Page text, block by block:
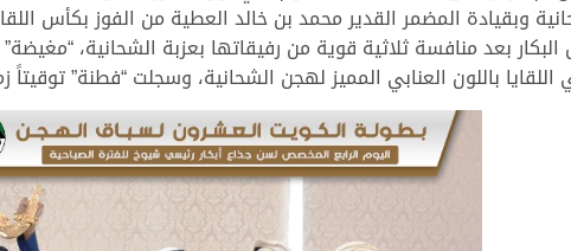
وبقيادة المضمر القدير محمد بن خالد العطية من الفوز بكأس
بعد منافسة ثلاثية قوية من رفيقاتها بعزبة الشحانية، “مغيضة”
العنابي المميز لهجن الشحانية، وسجلت “فطنة” توقيتاً زمنياً قدره